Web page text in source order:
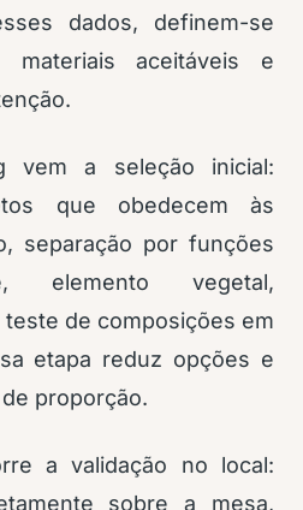
dados, definem-se
materiais aceitáveis e
vem a seleção inicial:
que obedecem às
separação por funções
elemento vegetal,
de composições em
etapa reduz opções e
proporção.
a validação no local:
sobre a mesa,